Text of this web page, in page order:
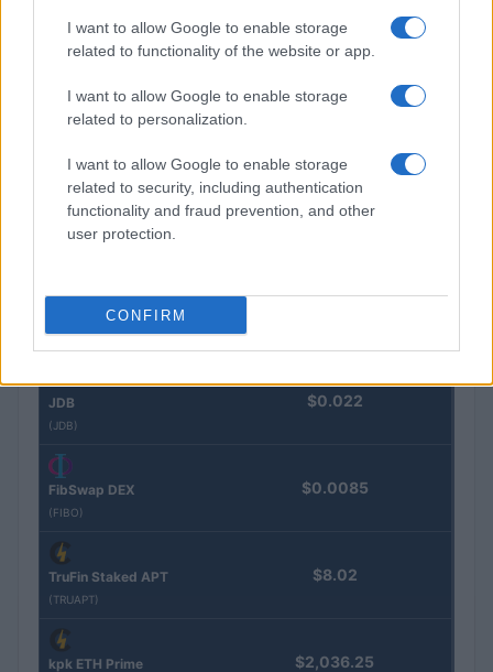
I want to allow Google to enable storage
related to functionality of the website or app.
I want to allow Google to enable storage
related to personalization.
I want to allow Google to enable storage
related to security, including authentication
functionality and fraud prevention, and other
user protection.
CONFIRM
Steakhouse EURCV
Morpho Vault
$100,000,000,000,000.00
(EPOCH)
Stride Staked Injective
Vested XOR
(VXOR)
JDB
(JDB)
$0.022
FibSwap DEX
(FIBO)
$0.0085
TruFin Staked APT
(TRUAPT)
$8.02
kpk ETH Prime $2,036.25